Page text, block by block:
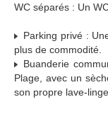
WC séparés : Un
Parking privé :
plus de commodité.
Buanderie
Plage, avec un
son propre lave-